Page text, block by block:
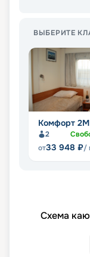
ВЫБЕРИТЕ
Комфорт 2M
2
от33 948 ₽/
Схема